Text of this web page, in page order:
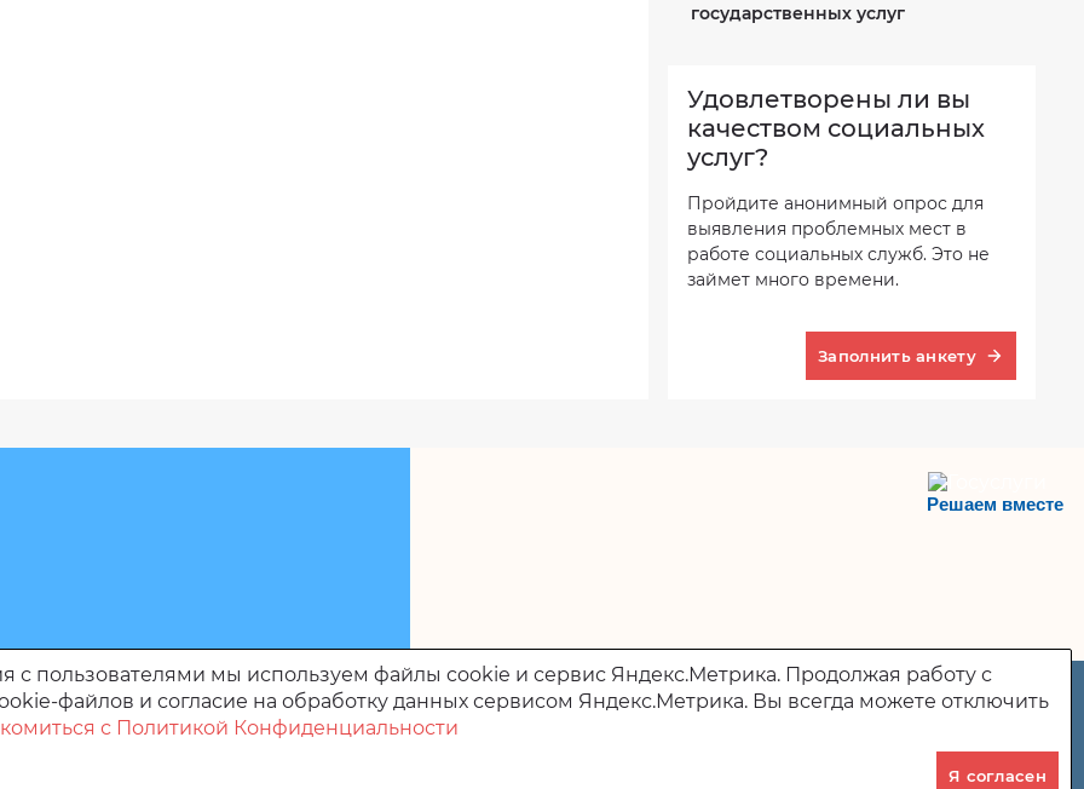
государственных услуг
Удовлетворены ли вы
качеством социальных
услуг?
Пройдите анонимный опрос для
выявления проблемных мест в
работе социальных служб. Это не
займет много времени.
Заполнить анкету
Решаем вместе
442894, Россия, Пензенская область, г. Сердобск, ул.
с пользователями мы используем файлы cookie и сервис Яндекс.Метрика. Продолжая работу с
файлов и согласие на обработку данных сервисом Яндекс.Метрика. Вы всегда можете отключить
с Политикой Конфиденциальности
Я согласен